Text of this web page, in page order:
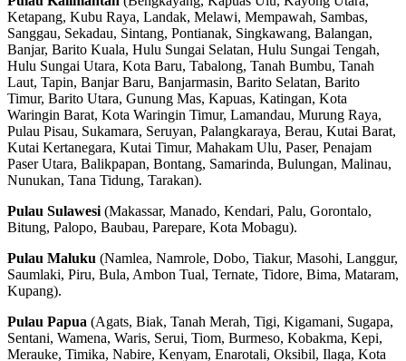
Ketapang, Kubu Raya, Landak, Melawi, Mempawah, Sambas,
Sanggau, Sekadau, Sintang, Pontianak, Singkawang, Balangan,
Banjar, Barito Kuala, Hulu Sungai Selatan, Hulu Sungai Tengah,
Hulu Sungai Utara, Kota Baru, Tabalong, Tanah Bumbu, Tanah
Laut, Tapin, Banjar Baru, Banjarmasin, Barito Selatan, Barito
Timur, Barito Utara, Gunung Mas, Kapuas, Katingan, Kota
Waringin Barat, Kota Waringin Timur, Lamandau, Murung Raya,
Pulau Pisau, Sukamara, Seruyan, Palangkaraya, Berau, Kutai Barat,
Kutai Kertanegara, Kutai Timur, Mahakam Ulu, Paser, Penajam
Paser Utara, Balikpapan, Bontang, Samarinda, Bulungan, Malinau,
Nunukan, Tana Tidung, Tarakan).
Pulau Sulawesi(Makassar, Manado, Kendari, Palu, Gorontalo,
Bitung, Palopo, Baubau, Parepare, Kota Mobagu).
Pulau Maluku (Namlea, Namrole, Dobo, Tiakur, Masohi, Langgur,
Saumlaki, Piru, Bula, Ambon Tual, Ternate, Tidore, Bima, Mataram,
Kupang).
Pulau Papua (Agats, Biak, Tanah Merah, Tigi, Kigamani, Sugapa,
Sentani, Wamena, Waris, Serui, Tiom, Burmeso, Kobakma, Kepi,
Merauke, Timika, Nabire, Kenyam, Enarotali, Oksibil, Ilaga, Kota